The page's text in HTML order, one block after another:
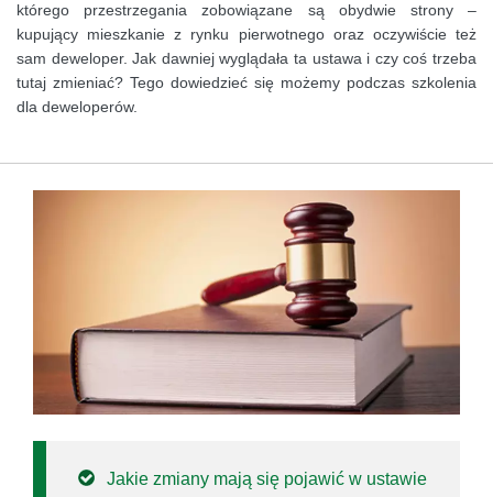
którego przestrzegania zobowiązane są obydwie strony –
kupujący mieszkanie z rynku pierwotnego oraz oczywiście też
sam deweloper. Jak dawniej wyglądała ta ustawa i czy coś trzeba
tutaj zmieniać? Tego dowiedzieć się możemy podczas szkolenia
dla deweloperów.
Jakie zmiany mają się pojawić w ustawie